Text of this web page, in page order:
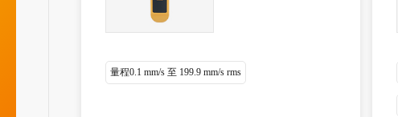
量程0.1 mm/s 至 199.9 mm/s rms